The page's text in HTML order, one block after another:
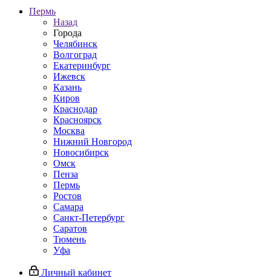
Пермь
Назад
Города
Челябинск
Волгоград
Екатеринбург
Ижевск
Казань
Киров
Краснодар
Красноярск
Москва
Нижний Новгород
Новосибирск
Омск
Пенза
Пермь
Ростов
Самара
Санкт-Петербург
Саратов
Тюмень
Уфа
Личный кабинет